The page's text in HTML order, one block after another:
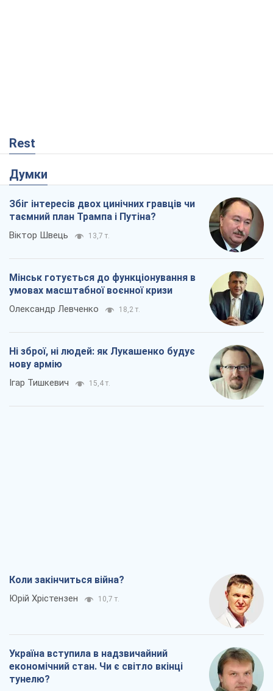
Rest
Думки
Збіг інтересів двох цинічних гравців чи
таємний план Трампа і Путіна?
Віктор Швець 13,7 т.
Мінськ готується до функціонування в
умовах масштабної воєнної кризи
Олександр Левченко 18,2 т.
Ні зброї, ні людей: як Лукашенко будує
нову армію
Ігар Тишкевич 15,4 т.
Коли закінчиться війна?
Юрій Хрістензен 10,7 т.
Україна вступила в надзвичайний
економічний стан. Чи є світло вкінці
тунелю?